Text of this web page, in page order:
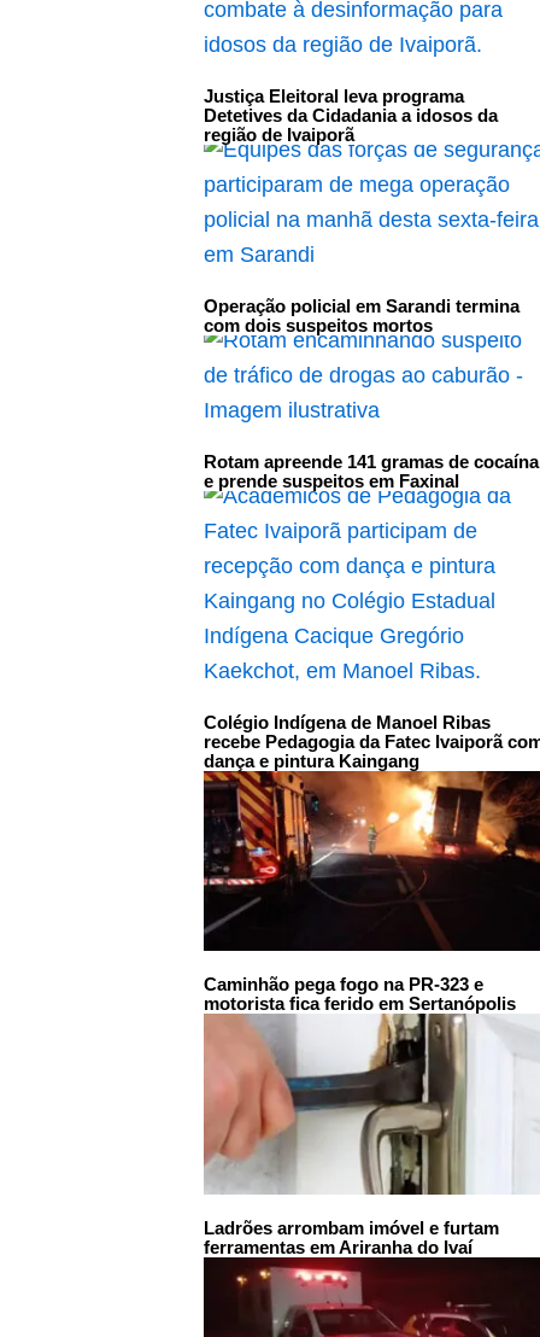
Justiça Eleitoral leva programa
Detetives da Cidadania a idosos da
região de Ivaiporã
Operação policial em Sarandi termina
com dois suspeitos mortos
Rotam apreende 141 gramas de cocaína
e prende suspeitos em Faxinal
Colégio Indígena de Manoel Ribas
recebe Pedagogia da Fatec Ivaiporã
dança e pintura Kaingang
Caminhão pega fogo na PR-323 e
motorista fica ferido em Sertanópolis
Ladrões arrombam imóvel e furtam
ferramentas em Ariranha do Ivaí